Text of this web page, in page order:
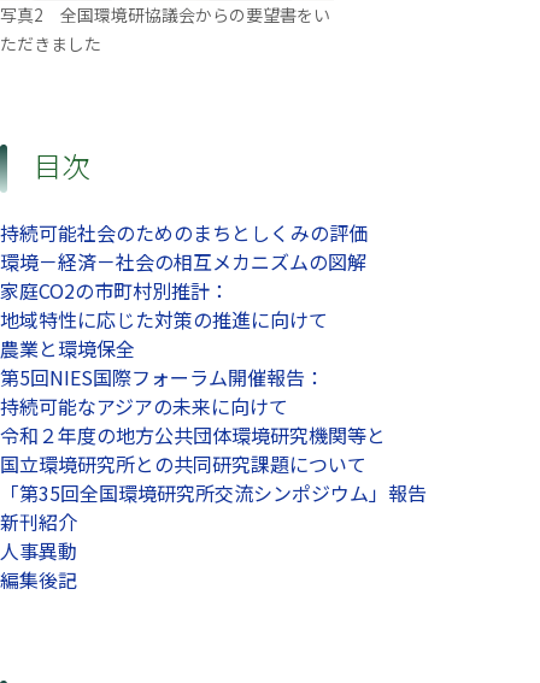
写真2 全国環境研協議会からの要望書をい
ただきました
目次
持続可能社会のためのまちとしくみの評価
環境－経済－社会の相互メカニズムの図解
家庭CO2の市町村別推計：
地域特性に応じた対策の推進に向けて
農業と環境保全
第5回NIES国際フォーラム開催報告：
持続可能なアジアの未来に向けて
令和２年度の地方公共団体環境研究機関等と
国立環境研究所との共同研究課題について
「第35回全国環境研究所交流シンポジウム」報告
新刊紹介
人事異動
編集後記